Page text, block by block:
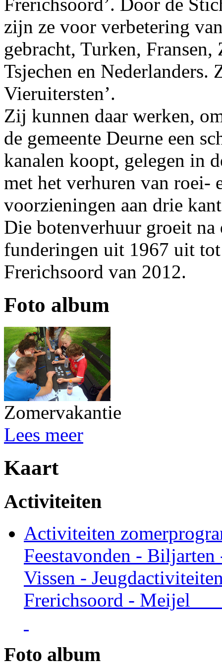
zijn ze voor verbetering
gebracht, Turken,
Tsjechen en Nederlanders.
Vieruitersten’.
Zij kunnen daar werken,
de gemeente Deurne een
kanalen koopt, gelegen in
met het verhuren van roei-
voorzieningen aan drie
Die botenverhuur groeit na
funderingen uit 1967 uit
Frerichsoord van 2012.
Foto album
Zomervakantie
Lees meer
Kaart
Activiteiten
Activiteiten
Feestavonden - Biljarten
Vissen -
Frerichsoord -
Foto album